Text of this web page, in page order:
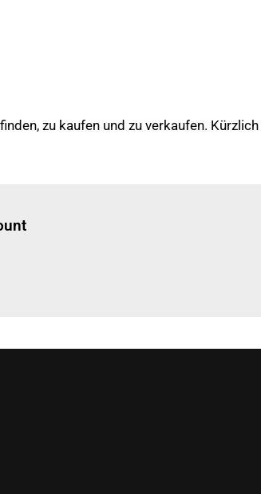
zu kaufen und zu verkaufen.